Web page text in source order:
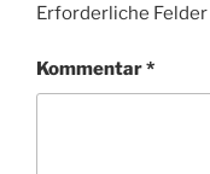
Erforderliche
Kommentar*